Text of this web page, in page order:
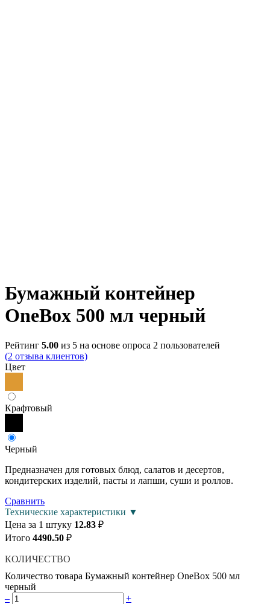
Бумажный контейнер
OneBox 500 мл черный
Рейтинг 5.00 из 5 на основе опроса 2 пользователей
(2 отзыва клиентов)
Цвет
Крафтовый
Черный
Предназначен для готовых блюд, салатов и десертов,
кондитерских изделий, пасты и лапши, суши и роллов.
Сравнить
Технические характеристики ▼
Цена за 1 штуку 12.83 ₽
Итого 4490.50 ₽
КОЛИЧЕСТВО
Количество товара Бумажный контейнер OneBox 500 мл
черный
–
+